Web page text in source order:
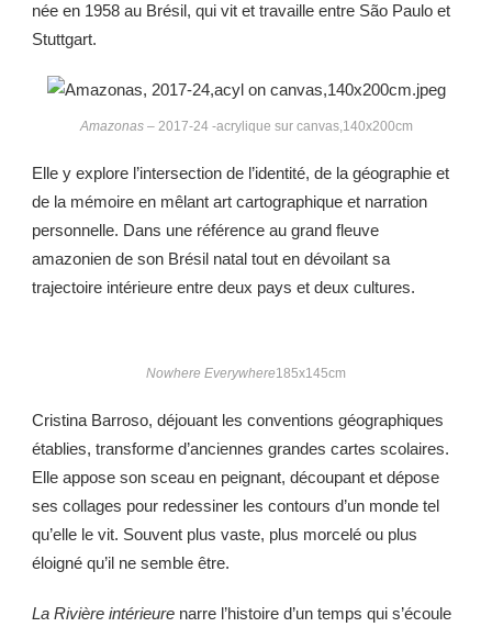
née en 1958 au Brésil, qui vit et travaille entre São Paulo et
Stuttgart.
Amazonas– 2017-24 -acrylique sur canvas,140x200cm
Elle y explore l’intersection de l’identité, de la géographie et
de la mémoire en mêlant art cartographique et narration
personnelle. Dans une référence au grand fleuve
amazonien de son Brésil natal tout en dévoilant sa
trajectoire intérieure entre deux pays et deux cultures.
Nowhere Everywhere185x145cm
Cristina Barroso, déjouant les conventions géographiques
établies, transforme d’anciennes grandes cartes scolaires.
Elle appose son sceau en peignant, découpant et dépose
ses collages pour redessiner les contours d’un monde tel
qu’elle le vit. Souvent plus vaste, plus morcelé ou plus
éloigné qu’il ne semble être.
La Rivière intérieure narre l’histoire d’un temps qui s’écoule